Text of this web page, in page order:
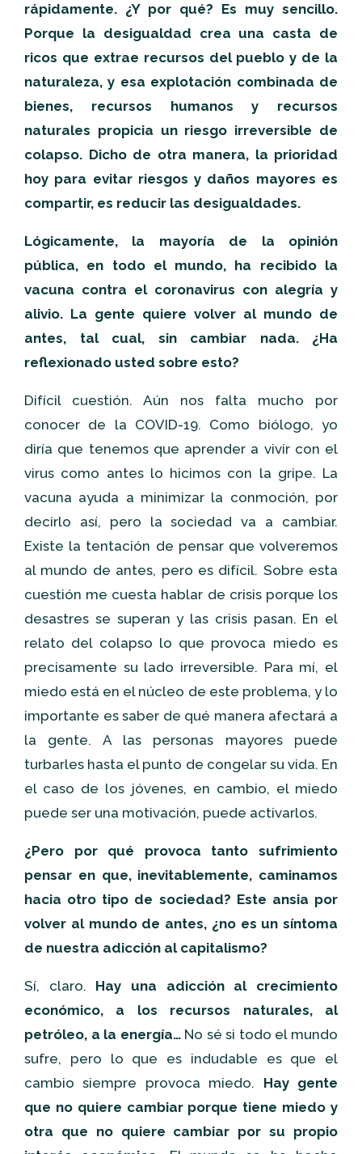
rápidamente. ¿Y por qué? Es muy sencillo.
Porque la desigualdad crea una casta de
ricos que extrae recursos del pueblo y de la
naturaleza, y esa explotación combinada de
bienes, recursos humanos y recursos
naturales propicia un riesgo irreversible de
colapso. Dicho de otra manera, la prioridad
hoy para evitar riesgos y daños mayores es
compartir, es reducir las desigualdades.
Lógicamente, la mayoría de la opinión
pública, en todo el mundo, ha recibido la
vacuna contra el coronavirus con alegría y
alivio. La gente quiere volver al mundo de
antes, tal cual, sin cambiar nada. ¿Ha
reflexionado usted sobre esto?
Difícil cuestión. Aún nos falta mucho por
conocer de la COVID-19. Como biólogo, yo
diría que tenemos que aprender a vivir con el
virus como antes lo hicimos con la gripe. La
vacuna ayuda a minimizar la conmoción, por
decirlo así, pero la sociedad va a cambiar.
Existe la tentación de pensar que volveremos
al mundo de antes, pero es difícil. Sobre esta
cuestión me cuesta hablar de crisis porque los
desastres se superan y las crisis pasan. En el
relato del colapso lo que provoca miedo es
precisamente su lado irreversible. Para mí, el
miedo está en el núcleo de este problema, y lo
importante es saber de qué manera afectará a
la gente. A las personas mayores puede
turbarles hasta el punto de congelar su vida. En
el caso de los jóvenes, en cambio, el miedo
puede ser una motivación, puede activarlos.
¿Pero por qué provoca tanto sufrimiento
pensar en que, inevitablemente, caminamos
hacia otro tipo de sociedad? Este ansia por
volver al mundo de antes, ¿no es un síntoma
de nuestra adicción al capitalismo?
Sí, claro. Hay una adicción al crecimiento
económico, a los recursos naturales, al
petróleo, a la energía…No sé si todo el mundo
sufre, pero lo que es indudable es que el
cambio siempre provoca miedo. Hay gente
que no quiere cambiar porque tiene miedo y
otra que no quiere cambiar por su propio